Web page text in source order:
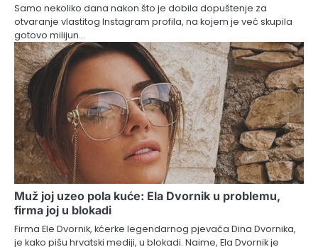
Samo nekoliko dana nakon što je dobila dopuštenje za
otvaranje vlastitog Instagram profila, na kojem je već skupila
gotovo milijun…
Muž joj uzeo pola kuće: Ela Dvornik u problemu,
firma joj u blokadi
Firma Ele Dvornik, kćerke legendarnog pjevača Dina Dvornika,
je kako pišu hrvatski mediji, u blokadi. Naime, Ela Dvornik je